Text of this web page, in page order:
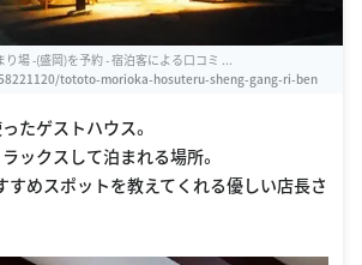
り場 -(盛岡)を予約 - 宿泊客による口コミ ...
tototo-morioka-hosuteru-sheng-gang-ri-ben
たゲストハウス。
ックスして泊まれる場所。
すめスポットを教えてくれる優しい店長さ